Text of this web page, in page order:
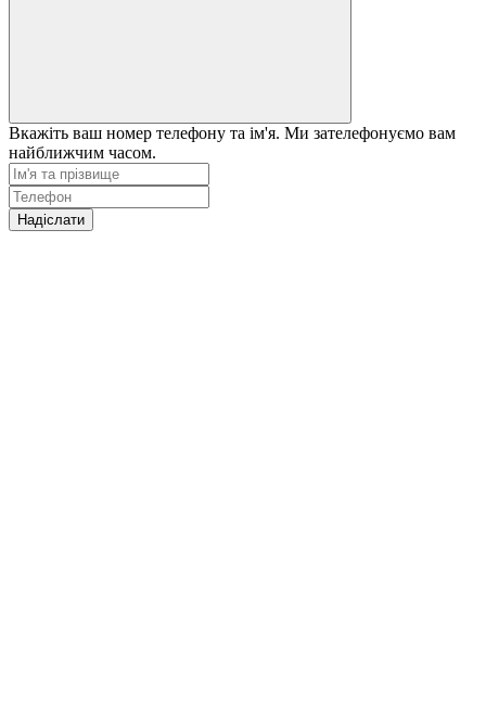
Вкажіть ваш номер телефону та ім'я. Ми зателефонуємо вам
найближчим часом.
Надіслати